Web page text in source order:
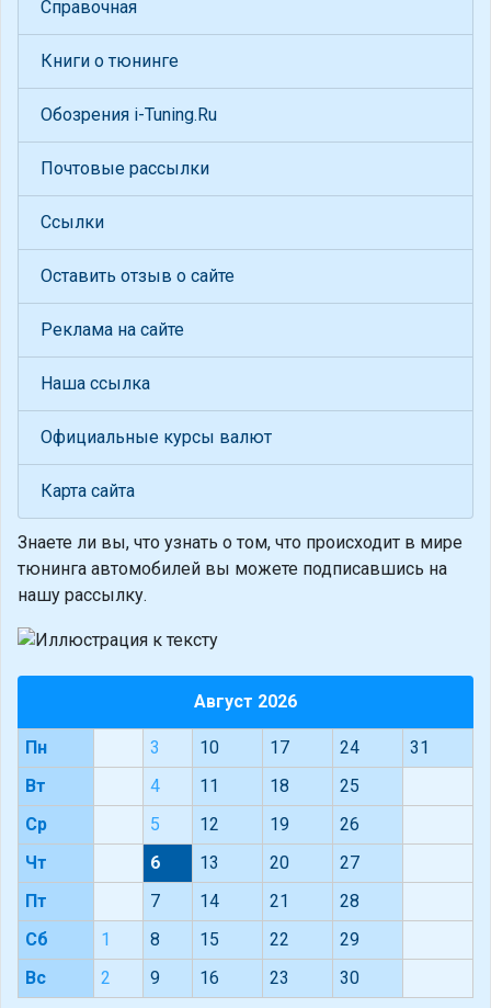
Справочная
Книги о тюнинге
Обозрения i-Tuning.Ru
Почтовые рассылки
Ссылки
Оставить отзыв о сайте
Реклама на сайте
Наша ссылка
Официальные курсы валют
Карта сайта
Знаете ли вы, что узнать о том, что происходит в мире
тюнинга автомобилей вы можете подписавшись на
нашу рассылку.
Август 2026
Пн 3 10 17 24
31
Вт
4 11 18
25
Ср
5 12 19
26
Чт
6 13 20
27
Пт
7 14 21
28
Сб
1 8 15 22
29
Вс
2 9 16 23 30